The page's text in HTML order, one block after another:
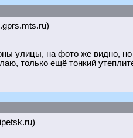
улицы, на фото же видно,
только ещё тонкий